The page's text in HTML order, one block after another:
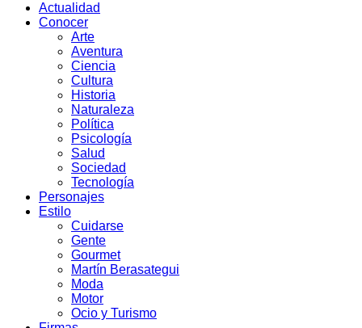
Actualidad
Conocer
Arte
Aventura
Ciencia
Cultura
Historia
Naturaleza
Política
Psicología
Salud
Sociedad
Tecnología
Personajes
Estilo
Cuidarse
Gente
Gourmet
Martín Berasategui
Moda
Motor
Ocio y Turismo